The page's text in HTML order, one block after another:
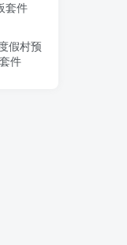
套件
假村预
件